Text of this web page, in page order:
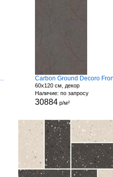
Decoro Leaves Carbon Ground Decoro
60x120 см, декор
Наличие: по запросу
30884 р/м²